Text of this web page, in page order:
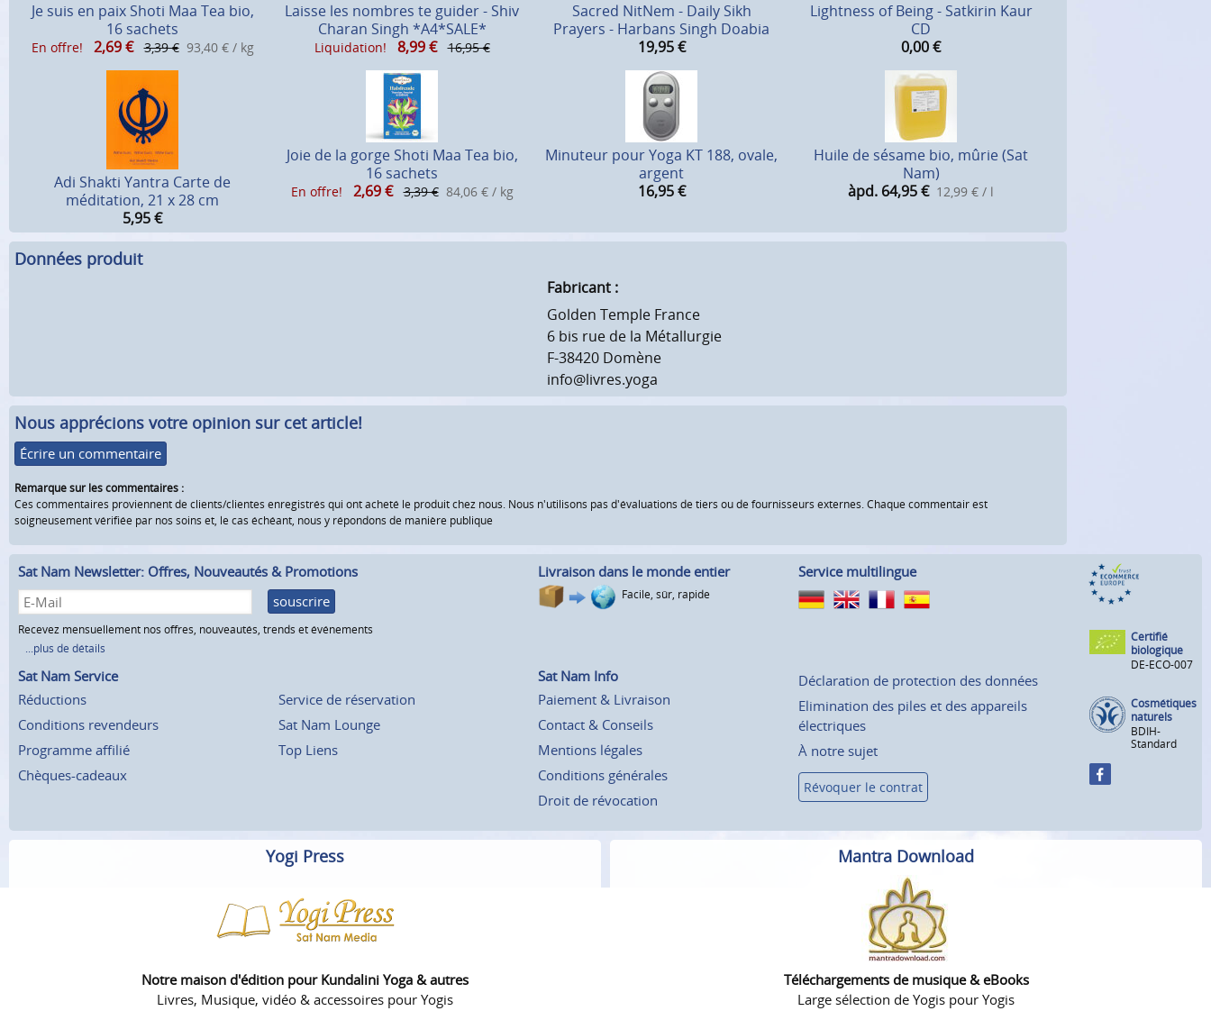
Je suis en paix Shoti Maa Tea bio,
16 sachets
En offre! 2,69 € 3,39 € 93,40 € / kg
Laisse les nombres te guider - Shiv
Charan Singh *A4*SALE*
Liquidation! 8,99 € 16,95 €
Sacred NitNem - Daily Sikh
Prayers - Harbans Singh Doabia
19,95 €
Lightness of Being - Satkirin Kaur
CD
0,00€
Adi Shakti Yantra Carte de
méditation, 21 x 28 cm
5,95€
Joie de la gorge Shoti Maa Tea bio,
16 sachets
En offre! 2,69 € 3,39 € 84,06 € / kg
Minuteur pour Yoga KT 188, ovale,
argent
16,95 €
Huile de sésame bio, mûrie (Sat
Nam)
àpd. 64,95€ 12,99 € / l
Données produit
Fabricant :
Golden Temple France
6 bis rue de la Métallurgie
F-38420 Domène
info@livres.yoga
Nous apprécions votre opinion sur cet article!
Écrire un commentaire
Remarque sur les commentaires :
Ces commentaires proviennent de clients/clientes enregistrés qui ont acheté le produit chez nous. Nous n'utilisons pas d'évaluations de tiers ou de fournisseurs externes. Chaque commentair est
soigneusement vérifiée par nos soins et, le cas échéant, nous y répondons de manière publique
Sat Nam Newsletter: Offres, Nouveautés & Promotions
souscrire
Recevez mensuellement nos offres, nouveautés, trends et événements
...plus de détails
Livraison dans le monde entier
Facile, sûr, rapide
Service multilingue
Sat Nam Service
Réductions
Conditions revendeurs
Programme affilié
Chèques-cadeaux
Service de réservation
Sat Nam Lounge
Top Liens
Sat Nam Info
Paiement & Livraison
Contact & Conseils
Mentions légales
Conditions générales
Droit de révocation
Déclaration de protection des données
Elimination des piles et des appareils
électriques
À notre sujet
Révoquer le contrat
Certifié
biologique
DE-ECO-007
Cosmétiques
naturels
BDIH-
Standard
Yogi Press
Notre maison d'édition pour Kundalini Yoga & autres
Livres, Musique, vidéo & accessoires pour Yogis
Mantra Download
Téléchargements de musique & eBooks
Large sélection de Yogis pour Yogis